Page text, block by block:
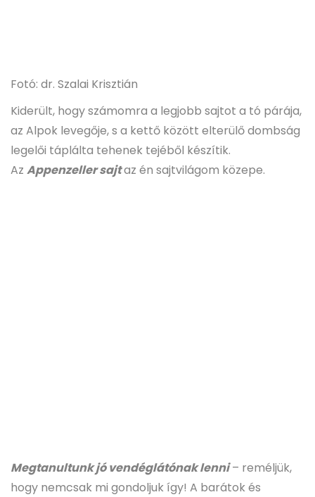
Fotó: dr. Szalai Krisztián
Kiderült, hogy számomra a legjobb sajtot a tó párája,
az Alpok levegője, s a kettő között elterülő dombság
legelői táplálta tehenek tejéből készítik.
Az Appenzeller sajtaz én sajtvilágom közepe.
Megtanultunk jó vendéglátónak lenni – reméljük,
hogy nemcsak mi gondoljuk így! A barátok és